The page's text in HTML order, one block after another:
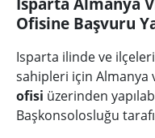
Ofisine Başvuru
Isparta ilinde ve
sahipleri için Almanya
ofisi üzerinden
Başkonsolosluğu